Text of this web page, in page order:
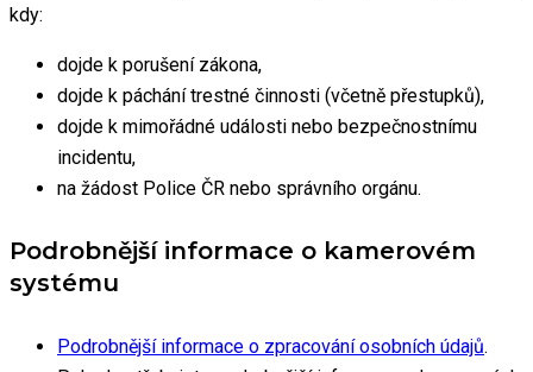
kdy:
dojde k porušení zákona,
dojde k páchání trestné činnosti (včetně přestupků),
dojde k mimořádné události nebo bezpečnostnímu
incidentu,
na žádost Police ČR nebo správního orgánu.
Podrobnější informace o kamerovém
systému
Podrobnější informace o zpracování osobních údajů.